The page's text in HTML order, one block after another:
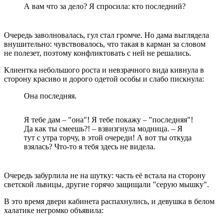
А вам что за дело? Я спросила: кто последний?
Очередь заволновалась, гул стал громче. Но дама выглядела
внушительно: чувствовалось, что такая в карман за словом
не полезет, поэтому конфликтовать с ней не решались.
Клиентка небольшого роста и невзрачного вида кивнула в
сторону красиво и дорого одетой особы и слабо пискнула:
Она последняя.
Я тебе дам – "она"! Я тебе покажу – "последняя"!
Да как ты смеешь?! – взвизгнула модница. – Я
тут с утра торчу, в этой очереди! А вот ты откуда
взялась? Что-то я тебя здесь не видела.
Очередь забурлила не на шутку: часть её встала на сторону
светской львицы, другие горячо защищали "серую мышку".
В это время двери кабинета распахнулись, и девушка в белом
халатике негромко объявила: